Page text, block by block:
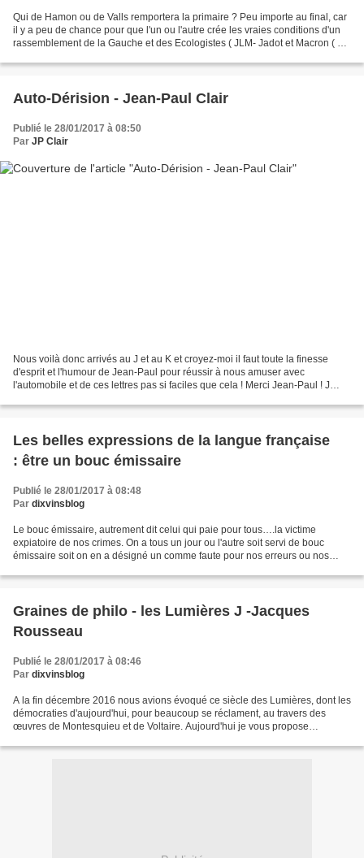
Qui de Hamon ou de Valls remportera la primaire ? Peu importe au final, car
il y a peu de chance pour que l'un ou l'autre crée les vraies conditions d'un
rassemblement de la Gauche et des Ecologistes ( JLM- Jadot et Macron ( eh,
Auto-Dérision - Jean-Paul Clair
Publié le 28/01/2017 à 08:50
Par JP Clair
Nous voilà donc arrivés au J et au K et croyez-moi il faut toute la finesse
d'esprit et l'humour de Jean-Paul pour réussir à nous amuser avec
l'automobile et de ces lettres pas si faciles que cela ! Merci Jean-Paul ! J
Les belles expressions de la langue française
: être un bouc émissaire
Publié le 28/01/2017 à 08:48
Par dixvinsblog
Le bouc émissaire, autrement dit celui qui paie pour tous….la victime
expiatoire de nos crimes. On a tous un jour ou l'autre soit servi de bouc
émissaire soit on en a désigné un comme faute pour nos erreurs ou nos
Graines de philo - les Lumières J -Jacques
Rousseau
Publié le 28/01/2017 à 08:46
Par dixvinsblog
A la fin décembre 2016 nous avions évoqué ce siècle des Lumières, dont les
démocraties d'aujourd'hui, pour beaucoup se réclament, au travers des
œuvres de Montesquieu et de Voltaire. Aujourd'hui je vous propose